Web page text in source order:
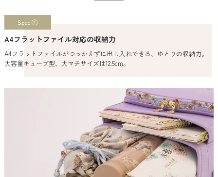
Spec ①
A4フラットファイル対応の収納力
A4フラットファイルがつっかえずに出し入れできる、ゆとりの収納力。
大容量キューブ型、大マチサイズは12.5cm。